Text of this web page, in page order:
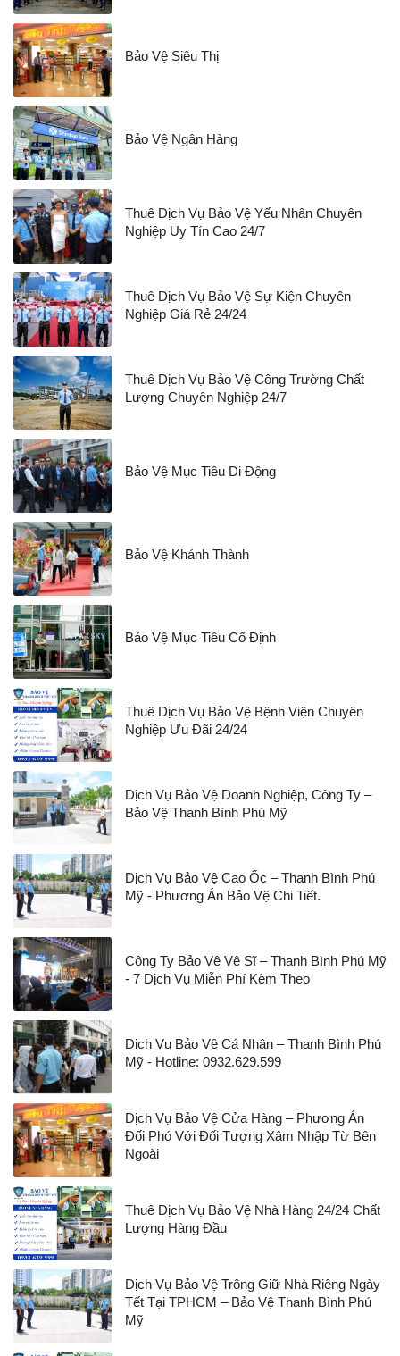
Bảo Vệ Siêu Thị
Bảo Vệ Ngân Hàng
Thuê Dịch Vụ Bảo Vệ Yếu Nhân Chuyên
Nghiệp Uy Tín Cao 24/7
Thuê Dịch Vụ Bảo Vệ Sự Kiện Chuyên
Nghiệp Giá Rẻ 24/24
Thuê Dịch Vụ Bảo Vệ Công Trường Chất
Lượng Chuyên Nghiệp 24/7
Bảo Vệ Mục Tiêu Di Động
Bảo Vệ Khánh Thành
Bảo Vệ Mục Tiêu Cố Định
Thuê Dịch Vụ Bảo Vệ Bệnh Viện Chuyên
Nghiệp Ưu Đãi 24/24
Dịch Vụ Bảo Vệ Doanh Nghiệp, Công Ty –
Bảo Vệ Thanh Bình Phú Mỹ
Dịch Vụ Bảo Vệ Cao Ốc – Thanh Bình Phú
Mỹ - Phương Án Bảo Vệ Chi Tiết.
Công Ty Bảo Vệ Vệ Sĩ – Thanh Bình Phú Mỹ
- 7 Dịch Vụ Miễn Phí Kèm Theo
Dịch Vụ Bảo Vệ Cá Nhân – Thanh Bình Phú
Mỹ - Hotline: 0932.629.599
Dịch Vụ Bảo Vệ Cửa Hàng – Phương Án
Đối Phó Với Đối Tượng Xâm Nhập Từ Bên
Ngoài
Thuê Dịch Vụ Bảo Vệ Nhà Hàng 24/24 Chất
Lượng Hàng Đầu
Dịch Vụ Bảo Vệ Trông Giữ Nhà Riêng Ngày
Tết Tại TPHCM – Bảo Vệ Thanh Bình Phú
Mỹ